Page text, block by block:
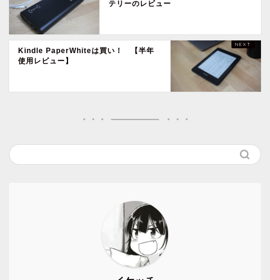
テリーのレビュー
Kindle PaperWhiteは買い！ 【半年
使用レビュー】